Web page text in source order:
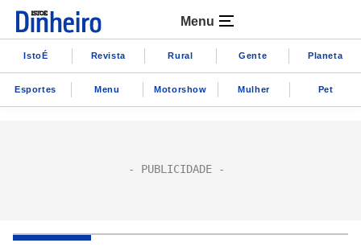
Menu
IstoÉ Revista Rural Gente Planeta
Esportes Menu Motorshow Mulher Pet